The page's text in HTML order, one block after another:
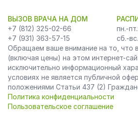
ВЫЗОВ ВРАЧА НА ДОМ
+7 (812) 325-02-66
+7 (931) 363-57-15
пн.-пт.:
сб.-
Обращаем ваше внимание на то, что
(включая цены) на этом интернет-
исключительно информационный
условиях не является публичной
положениями Статьи 437 (2)
Политика конфиденциальности
Пользовательское соглашение